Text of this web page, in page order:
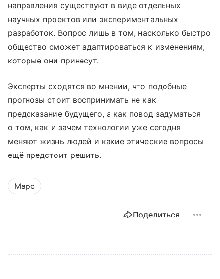
направления существуют в виде отдельных
научных проектов или экспериментальных
разработок. Вопрос лишь в том, насколько быстро
общество сможет адаптироваться к изменениям,
которые они принесут.
Эксперты сходятся во мнении, что подобные
прогнозы стоит воспринимать не как
предсказание будущего, а как повод задуматься
о том, как и зачем технологии уже сегодня
меняют жизнь людей и какие этические вопросы
ещё предстоит решить.
Марс
Поделиться